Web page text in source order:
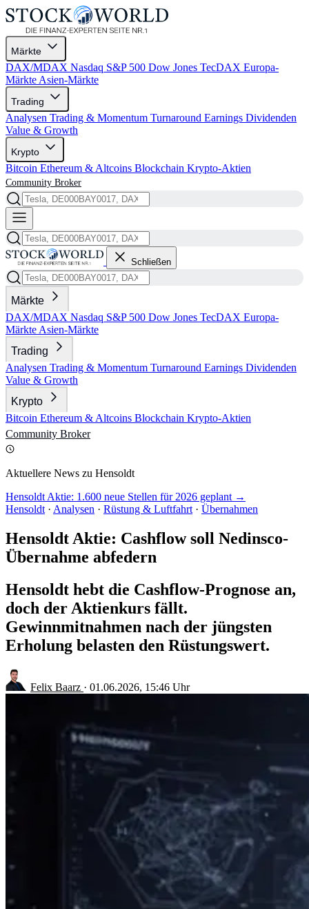
Märkte
DAX/MDAX Nasdaq S&P 500 Dow Jones TecDAX Europa-
Märkte Asien-Märkte
Trading
Analysen Trading & Momentum Turnaround Earnings Dividenden
Value & Growth
Krypto
Bitcoin Ethereum & Altcoins Blockchain Krypto-Aktien
Community Broker
Schließen
Märkte
DAX/MDAX Nasdaq S&P 500 Dow Jones TecDAX Europa-
Märkte Asien-Märkte
Trading
Analysen Trading & Momentum Turnaround Earnings Dividenden
Value & Growth
Krypto
Bitcoin Ethereum & Altcoins Blockchain Krypto-Aktien
Community Broker
Aktuellere News zu Hensoldt
Hensoldt Aktie: 1.600 neue Stellen für 2026 geplant →
Hensoldt · Analysen · Rüstung & Luftfahrt · Übernahmen
Hensoldt Aktie: Cashflow soll Nedinsco-
Übernahme abfedern
Hensoldt hebt die Cashflow-Prognose an,
doch der Aktienkurs fällt.
Gewinnmitnahmen nach der jüngsten
Erholung belasten den Rüstungswert.
Felix Baarz · 01.06.2026, 15:46 Uhr